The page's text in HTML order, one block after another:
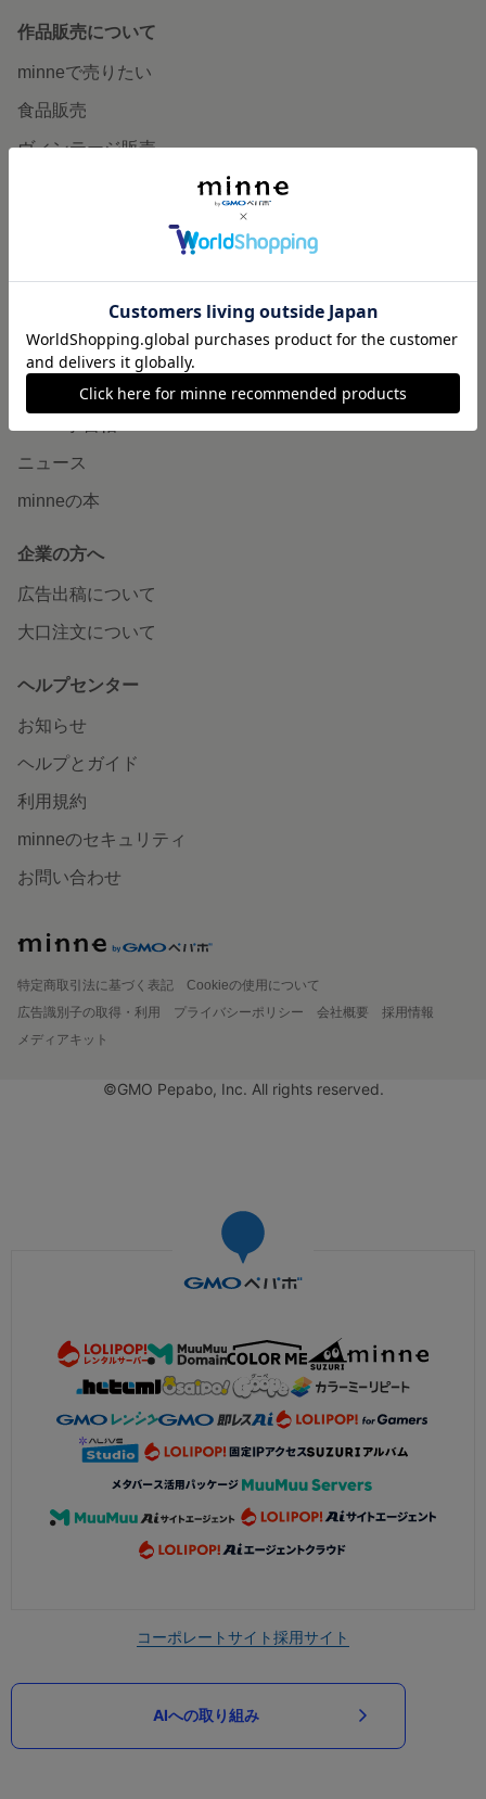
作品販売について
minneで売りたい
食品販売
ヴィンテージ販売
読みもの
minneとものづくりと
ニュース
minneの本
企業の方へ
広告出稿について
大口注文について
ヘルプセンター
お知らせ
ヘルプとガイド
利用規約
minneのセキュリティ
お問い合わせ
特定商取引法に基づく表記
Cookieの使用について
広告識別子の取得・利用
プライバシーポリシー 会社概要
採用情報
メディアキット
©GMO Pepabo, Inc. All rights reserved.
コーポレートサイト採用サイト
AIへの取り組み